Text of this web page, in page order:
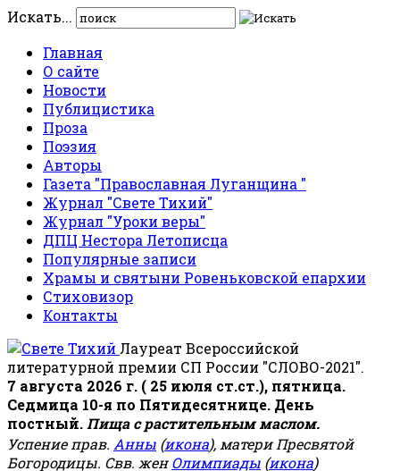
Искать...
Главная
О сайте
Новости
Публицистика
Проза
Поэзия
Авторы
Газета "Православная Луганщина "
Журнал "Свете Тихий"
Журнал "Уроки веры"
ДПЦ Нестора Летописца
Популярные записи
Храмы и святыни Ровеньковской епархии
Стиховизор
Контакты
Лауреат Всероссийской
литературной премии СП России "СЛОВО-2021".
7 августа 2026 г. ( 25 июля ст.ст.), пятница.
Седмица 10-я по Пятидесятнице. День
постный. Пища с растительным маслом.
Успение прав. Анны (икона), матери Пресвятой
Богородицы. Свв. женОлимпиады (икона)